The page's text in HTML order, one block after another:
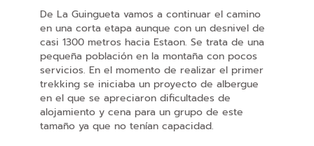
De La Guingueta vamos a continuar el camino
en una corta etapa aunque con un desnivel de
casi 1300 metros hacia Estaon. Se trata de una
pequeña población en la montaña con pocos
servicios. En el momento de realizar el primer
trekking se iniciaba un proyecto de albergue
en el que se apreciaron dificultades de
alojamiento y cena para un grupo de este
tamaño ya que no tenían capacidad.